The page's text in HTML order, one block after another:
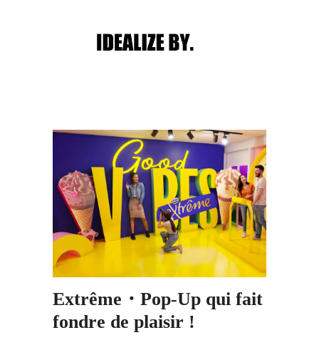
Post navigation
Extrême・Pop-Up qui fait
fondre de plaisir !